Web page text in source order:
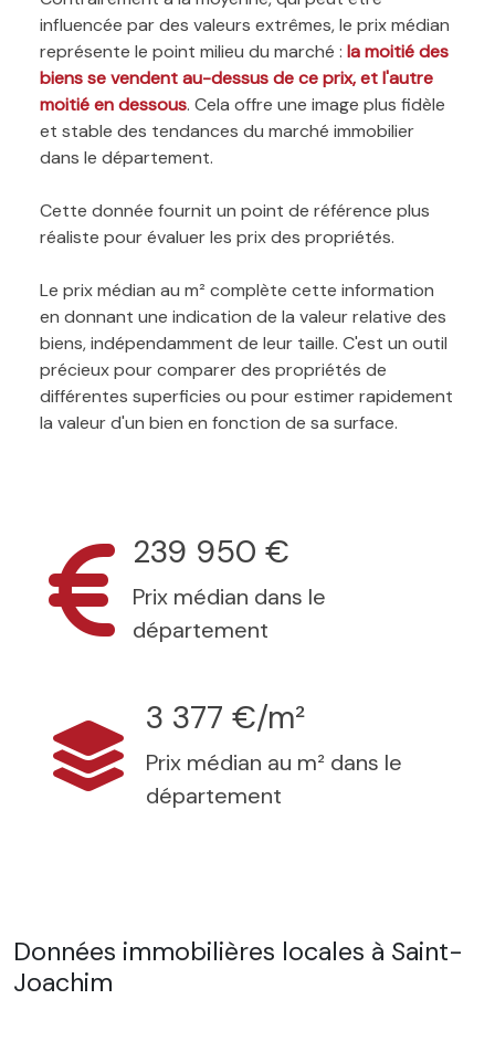
influencée par des valeurs extrêmes, le prix médian
représente le point milieu du marché : la moitié des
biens se vendent au-dessus de ce prix, et l'autre
moitié en dessous. Cela offre une image plus fidèle
et stable des tendances du marché immobilier
dans le département.
Cette donnée fournit un point de référence plus
réaliste pour évaluer les prix des propriétés.
Le prix médian au m² complète cette information
en donnant une indication de la valeur relative des
biens, indépendamment de leur taille. C'est un outil
précieux pour comparer des propriétés de
différentes superficies ou pour estimer rapidement
la valeur d'un bien en fonction de sa surface.
239 950 €
Prix médian dans le
département
3 377 €/m²
Prix médian au m² dans le
département
Données immobilières locales à Saint-
Joachim